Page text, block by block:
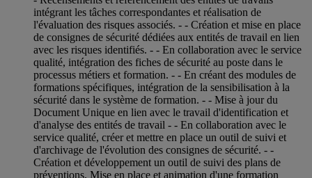
intégrant les tâches correspondantes et réalisation de
l'évaluation des risques associés. - - Création et mise en place
de consignes de sécurité dédiées aux entités de travail en lien
avec les risques identifiés. - - En collaboration avec le service
qualité, intégration des fiches de sécurité au poste dans le
processus métiers et formation. - - En créant des modules de
formations spécifiques, intégration de la sensibilisation à la
sécurité dans le système de formation. - - Mise à jour du
Document Unique en lien avec le travail d'identification et
d'analyse des entités de travail - - En collaboration avec le
service qualité, créer et mettre en place un outil de suivi et
d'archivage de l'évolution des consignes de sécurité. - -
Création et développement un outil de suivi des plans de
préventions. Mise en place et animation d'une formation